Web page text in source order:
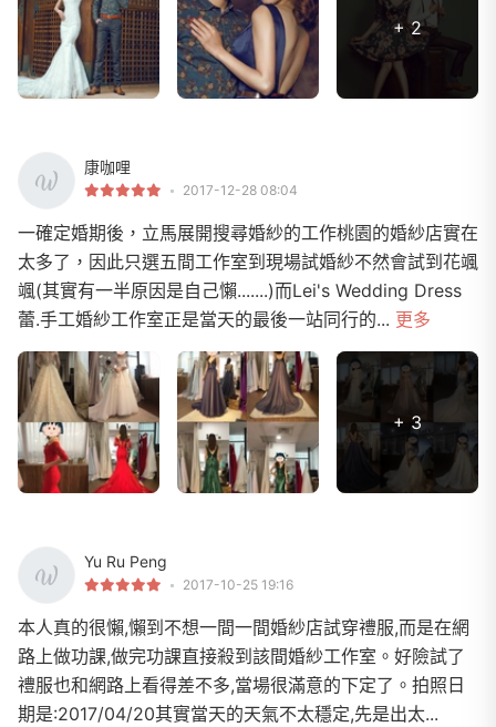
+ 2
康咖哩
2017-12-28 08:04
一確定婚期後，立馬展開搜尋婚紗的工作桃園的婚紗店實在
太多了，因此只選五間工作室到現場試婚紗不然會試到花颯
颯(其實有一半原因是自己懶.......)而Lei's Wedding Dress
蕾.手工婚紗工作室正是當天的最後一站同行的... 更多
+ 3
Yu Ru Peng
2017-10-25 19:16
本人真的很懶,懶到不想一間一間婚紗店試穿禮服,而是在網
路上做功課,做完功課直接殺到該間婚紗工作室。好險試了
禮服也和網路上看得差不多,當場很滿意的下定了。拍照日
期是:2017/04/20其實當天的天氣不太穩定,先是出太...